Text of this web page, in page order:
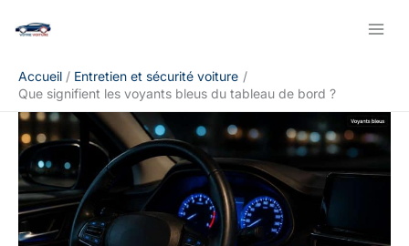
Accueil
Entretien et sécurité voiture
Que signifient les voyants bleus du tableau de bord ?